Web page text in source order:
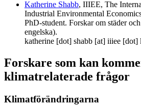
Katherine Shabb, IIIEE, The
Industrial Environmental
PhD-student. Forskar om städer
engelska).
katherine [dot] shabb [at] iiiee [dot]
Forskare som kan
klimatrelaterade frågor
Klimatförändringarna